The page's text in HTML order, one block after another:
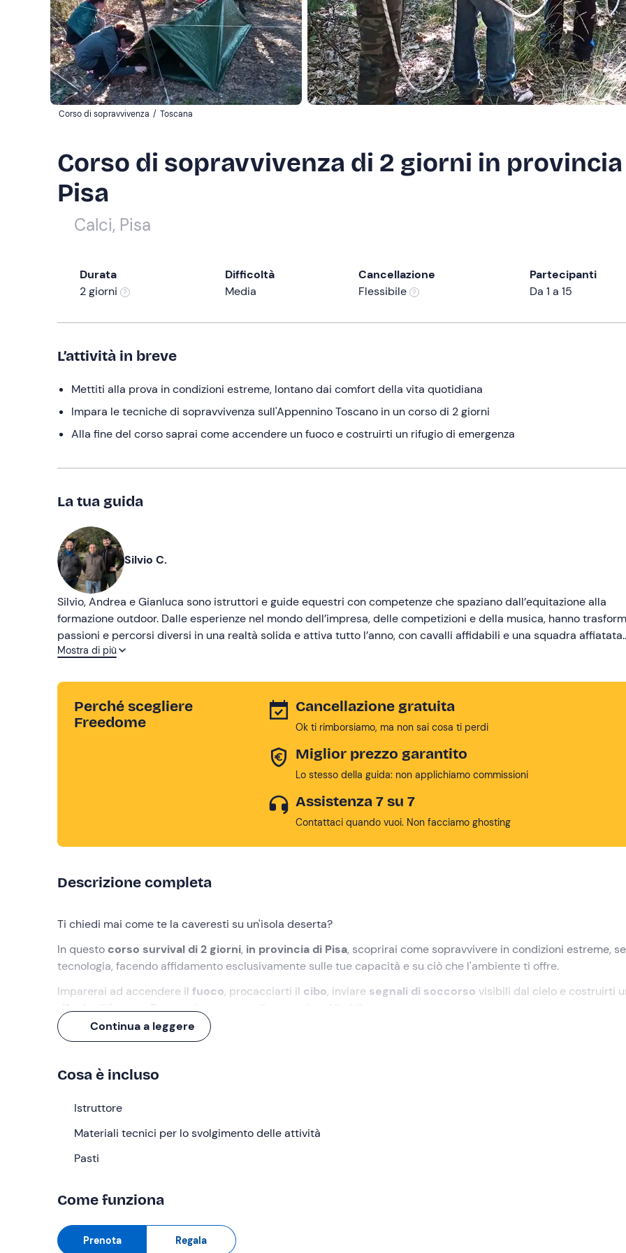
Corso di sopravvivenza / Toscana
Corso di sopravvivenza di 2 giorni in
Pisa
Calci, Pisa
Durata
2 giorni
Difficoltà
Media
Cancellazione
Flessibile
Partecipanti
Da 1 a 15
L’attività in breve
Mettiti alla prova in condizioni estreme, lontano dai comfort della vita quotidiana
Impara le tecniche di sopravvivenza sull'Appennino Toscano in un corso di 2 giorni
Alla fine del corso saprai come accendere un fuoco e costruirti un rifugio di emergenza
La tua guida
Silvio C.
Silvio, Andrea e Gianluca sono istruttori e guide equestri con competenze che spaziano dall’equitazione alla
formazione outdoor. Dalle esperienze nel mondo dell’impresa, delle competizioni e della musica, hanno
passioni e percorsi diversi in una realtà solida e attiva tutto l’anno, con cavalli affidabili e una squadra affiatata.
Calma, energia ed esperienza li rendono compagni ideali per escursioni, trekking di più giorni e attività a cavallo
Mostra di più
Perché scegliere
Freedome
Cancellazione gratuita
Ok ti rimborsiamo, ma non sai cosa ti perdi
Miglior prezzo garantito
Lo stesso della guida: non applichiamo commissioni
Assistenza 7 su 7
Contattaci quando vuoi. Non facciamo ghosting
Descrizione completa
Ti chiedi mai come te la caveresti su un'isola deserta?
In questo corso survival di 2 giorni, in provincia di Pisa, scoprirai come sopravvivere in condizioni estreme,
tecnologia, facendo affidamento esclusivamente sulle tue capacità e su ciò che l'ambiente ti offre.
Imparerai ad accendere il fuoco, procacciarti il cibo, inviare segnali di soccorso visibili dal cielo e costruirti
rifugiodi fortuna. Preparati a mettere alla prova i tuoi limiti!
Cosa faremo
L'inizio del corso è previsto alle
accompagnato da un
trekking di circa 1 ora tra i suggestiviboschi della Valgraziosa
Una volta arrivati al campo, inizierà la parte teorico-pratica della nostra esperienza. Avrai l'opportunità di
Accensione del fuoco
Saranno illustrati i metodi tradizionali come l'uso dell’acciarino.
Continua a leggere
Cosa è incluso
Istruttore
Materiali tecnici per lo svolgimento delle attività
Pasti
Come funziona
Prenota Regala